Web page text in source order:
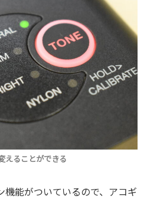
えることができる
機能がついているので、アコギ